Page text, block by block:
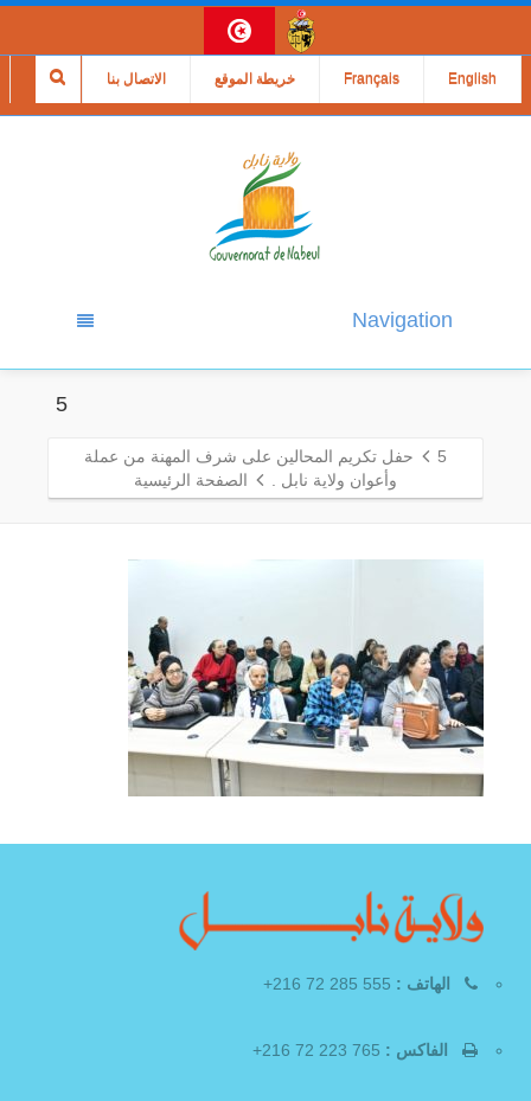
الاتصال بنا خريطة الموقع Français English
Navigation
5
5
حفل تكريم المحالين على شرف المهنة من عملة
وأعوان ولاية نابل .
الصفحة الرئيسية
الهاتف :
الفاكس :